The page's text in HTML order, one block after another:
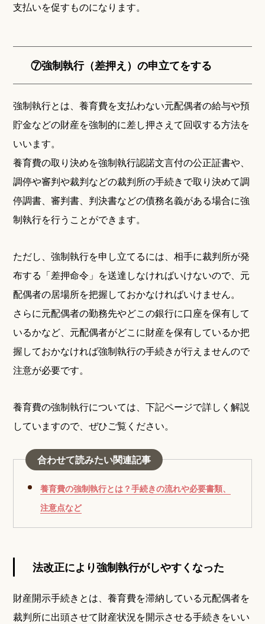
支払いを促すものになります。
⑦強制執行（差押え）の申立てをする
強制執行とは、養育費を支払わない元配偶者の給与や預
貯金などの財産を強制的に差し押さえて回収する方法を
いいます。
養育費の取り決めを強制執行認諾文言付の公正証書や、
調停や審判や裁判などの裁判所の手続きで取り決めて調
停調書、審判書、判決書などの債務名義がある場合に強
制執行を行うことができます。
ただし、強制執行を申し立てるには、相手に裁判所が発
布する「差押命令」を送達しなければいけないので、元
配偶者の居場所を把握しておかなければいけません。
さらに元配偶者の勤務先やどこの銀行に口座を保有して
いるかなど、元配偶者がどこに財産を保有しているか把
握しておかなければ強制執行の手続きが行えませんので
注意が必要です。
養育費の強制執行については、下記ページで詳しく解説
していますので、ぜひご覧ください。
合わせて読みたい関連記事
養育費の強制執行とは？手続きの流れや必要書類、
注意点など
法改正により強制執行がしやすくなった
財産開示手続きとは、養育費を滞納している元配偶者を
裁判所に出頭させて財産状況を開示させる手続きをいい